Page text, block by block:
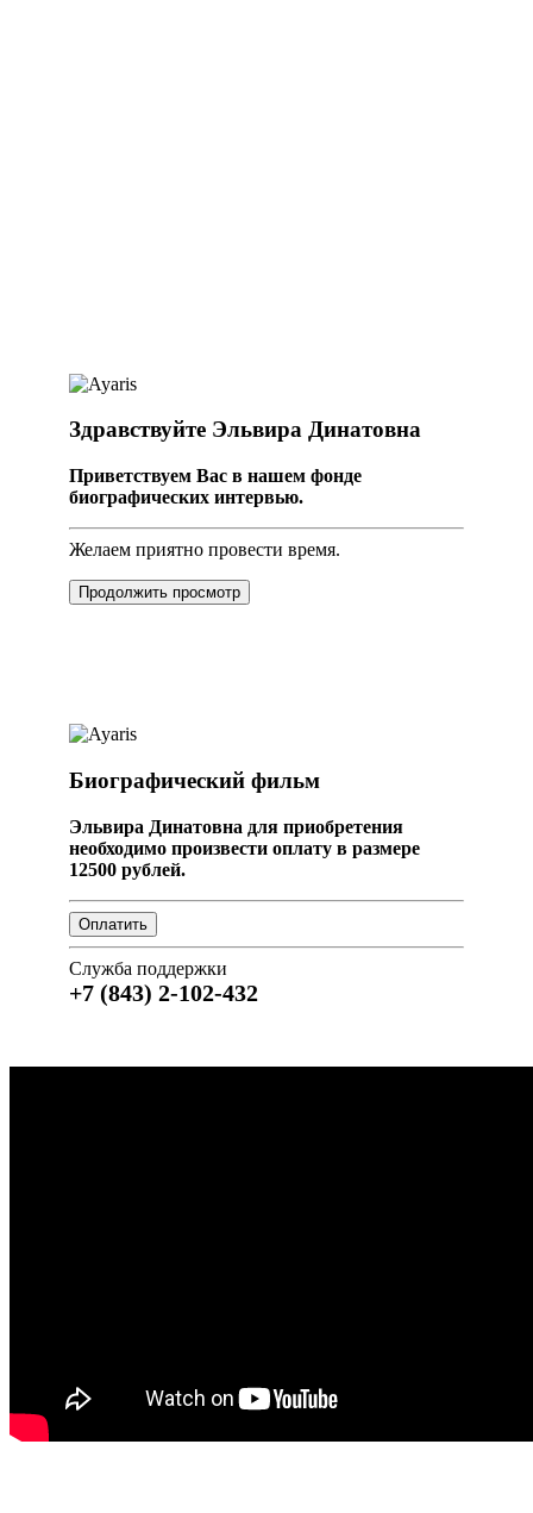
Здравствуйте Эльвира Динатовна
Приветствуем Вас в нашем фонде
биографических интервью.
Желаем приятно провести время.
Продолжить просмотр
Биографический фильм
Эльвира Динатовна для приобретения
необходимо произвести оплату в размере
12500 рублей.
Служба поддержки
+7 (843) 2-102-432